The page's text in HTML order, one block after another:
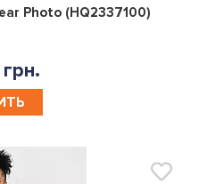
0
Photo (HQ2337100)